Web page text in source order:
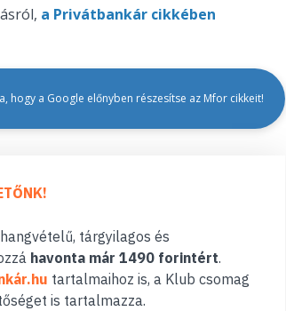
a Privátbankár cikkében
a Google előnyben részesítse az Mfor cikkeit!
tárgyilagos és
havonta már 1490 forintért.
tartalmaihoz is, a Klub csomag
is tartalmazza.